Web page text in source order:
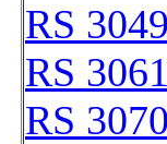
RS
RS
RS